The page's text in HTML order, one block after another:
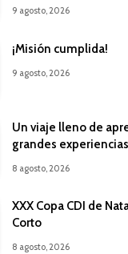
9 agosto, 2026
¡Misión cumplida!
9 agosto, 2026
Un viaje lleno de
grandes experiencias
8 agosto, 2026
XXX Copa CDI de
Corto
8 agosto, 2026